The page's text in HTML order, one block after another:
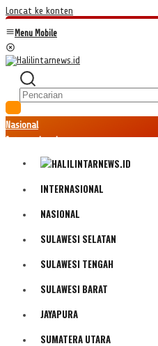
Loncat ke konten
Menu Mobile
Nasional
Internasional
Politik
Olahraga
Bencana Alam
INTERNASIONAL
NASIONAL
SULAWESI SELATAN
SULAWESI TENGAH
SULAWESI BARAT
JAYAPURA
SUMATERA UTARA